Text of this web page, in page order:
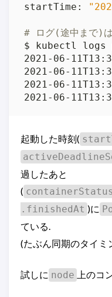
startTime:
# ログ(途中まで)は
2021-06-
2021-06-
2021-06-
2021-06-
起動した時刻(
過したあと
(
.finishedAt )に
ている.
(たぶん同期のタイミ
試しに node 上のコ